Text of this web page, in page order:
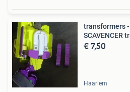
transformers
SCAVENCER
€ 7,50
Haarlem